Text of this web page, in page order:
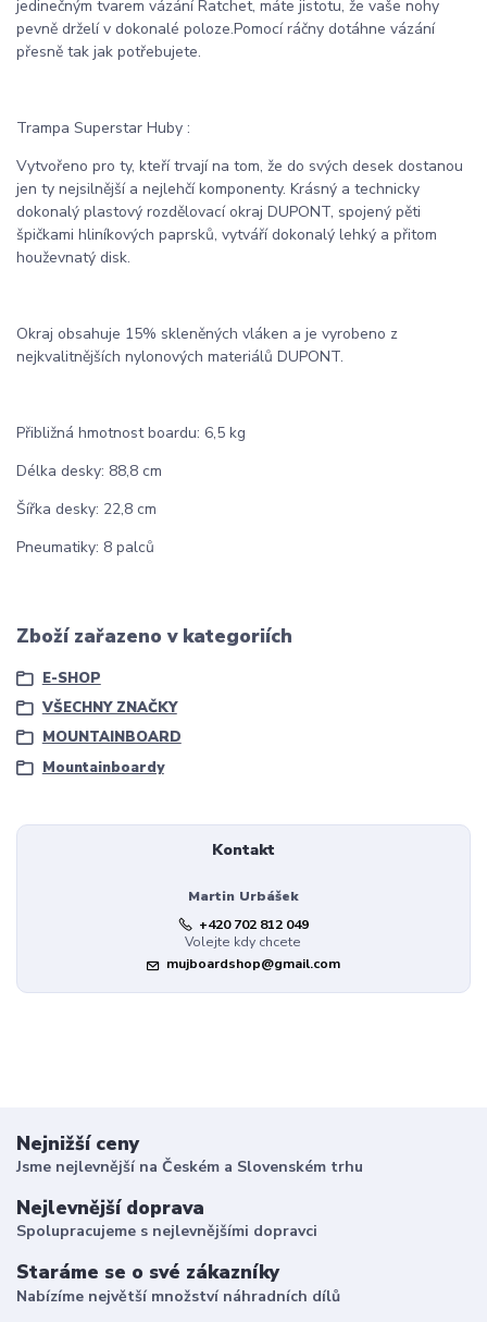
jedinečným tvarem vázání Ratchet, máte jistotu, že vaše nohy
pevně drželí v dokonalé poloze.Pomocí ráčny dotáhne vázání
přesně tak jak potřebujete.
Trampa Superstar Huby :
Vytvořeno pro ty, kteří trvají na tom, že do svých desek dostanou
jen ty nejsilnější a nejlehčí komponenty. Krásný a technicky
dokonalý plastový rozdělovací okraj DUPONT, spojený pěti
špičkami hliníkových paprsků, vytváří dokonalý lehký a přitom
houževnatý disk.
Okraj obsahuje 15% skleněných vláken a je vyrobeno z
nejkvalitnějších nylonových materiálů DUPONT.
Přibližná hmotnost boardu: 6,5 kg
Délka desky: 88,8 cm
Šířka desky: 22,8 cm
Pneumatiky: 8 palců
Zboží zařazeno v kategoriích
E-SHOP
VŠECHNY ZNAČKY
MOUNTAINBOARD
Mountainboardy
Kontakt
Martin Urbášek
+420 702 812 049
Volejte kdy chcete
mujboardshop@gmail.com
Nejnižší ceny
Jsme nejlevnější na Českém a Slovenském trhu
Nejlevnější doprava
Spolupracujeme s nejlevnějšími dopravci
Staráme se o své zákazníky
Nabízíme největší množství náhradních dílů